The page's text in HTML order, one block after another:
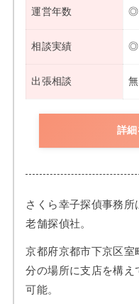
運営年数 ◎
相談実績 ◎
出張相談
詳細
さくら幸子探偵事務
老舗探偵社。
京都府京都市下京区
分の場所に支店を構
可能。